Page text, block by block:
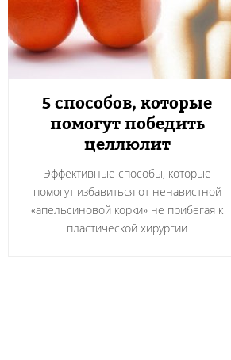
5 способов, которые
помогут победить
целлюлит
Эффективные способы, которые
помогут избавиться от ненавистной
«апельсиновой корки» не прибегая к
пластической хирургии